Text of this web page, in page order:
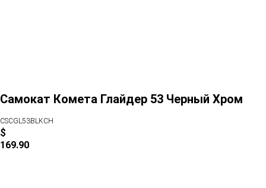
Самокат Комета Глайдер 53 Черный Хром
CSCGL53BLKCH
$
169.90